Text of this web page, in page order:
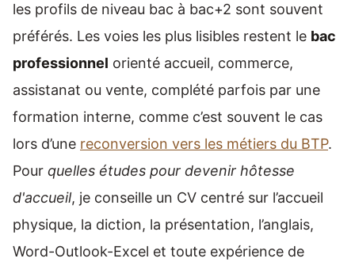
les profils de niveau bac à bac+2 sont souvent
préférés. Les voies les plus lisibles restent le bac
professionnel orienté accueil, commerce,
assistanat ou vente, complété parfois par une
formation interne, comme c’est souvent le cas
lors d’une reconversion vers les métiers du BTP.
Pour quelles études pour devenir hôtesse
d'accueil, je conseille un CV centré sur l’accueil
physique, la diction, la présentation, l’anglais,
Word-Outlook-Excel et toute expérience de